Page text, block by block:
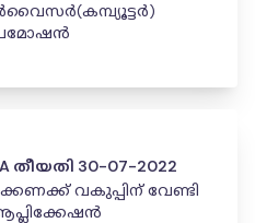
തീയതി 30-07-2022
വകുപ്പിന് വേണ്ടി